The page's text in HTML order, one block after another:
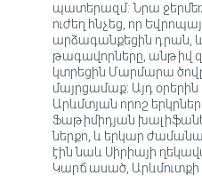
պատերազմ: Նրա
ուժեղ հնչեց, որ
արձագանքեցին դրան,
թագավորները, անթիվ
կտրեցին Մարմարա
մայրցամաք: Այդ
Արևմտյան որոշ երկրներ
Ֆաթիմիդյան
ներքո, և երկար
էին նաև Սիրիայի
Կարճ ասած, Արևմուտքի